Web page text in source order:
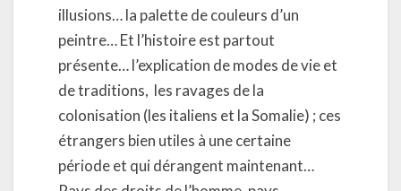
illusions… la palette de couleurs d’un
peintre… Et l’histoire est partout
présente… l’explication de modes de vie et
de traditions, les ravages de la
colonisation (les italiens et la Somalie) ; ces
étrangers bien utiles à une certaine
période et qui dérangent maintenant…